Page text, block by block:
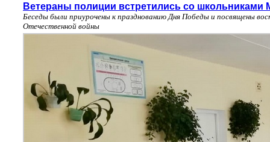
Ветераны полиции встретились со школьниками
Беседы были приурочены к празднованию Дня Победы и посвящены
Отечественной войны